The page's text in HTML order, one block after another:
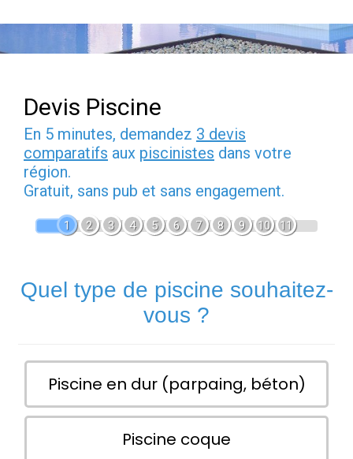
Devis Piscine
En 5 minutes, demandez 3 devis
comparatifs aux piscinistes dans votre
région.
Gratuit, sans pub et sans engagement.
1 2 3 4 5 6 7 8 9 10 11
Quel type de piscine souhaitez-
vous ?
Piscine en dur (parpaing, béton)
Piscine coque